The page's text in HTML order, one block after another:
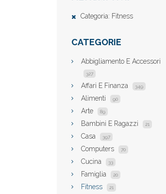
Categoria: Fitness
CATEGORIE
Abbigliamento E Accessori
327
Affari E Finanza 349
Alimenti 90
Arte 89
Bambini E Ragazzi 21
Casa 397
Computers 70
Cucina 33
Famiglia 20
Fitness 21